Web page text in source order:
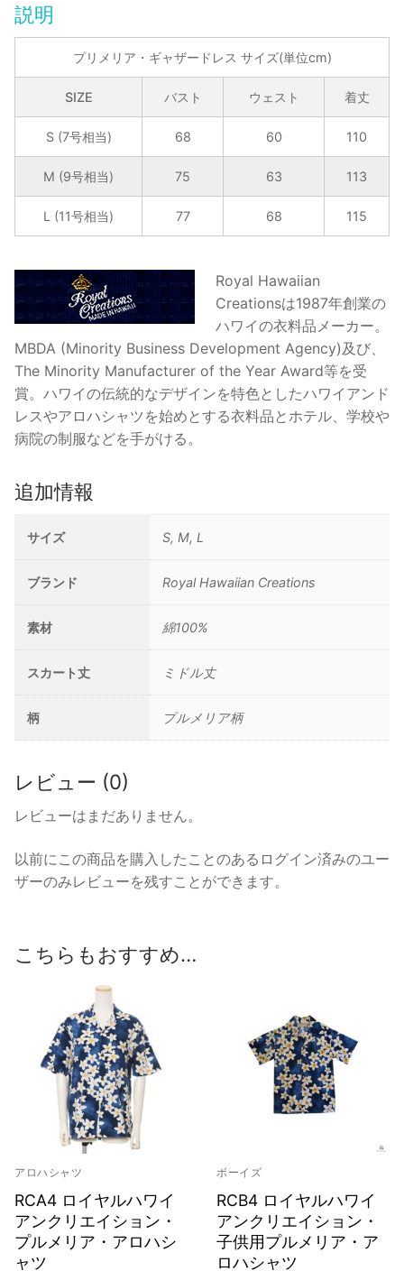
リ
ョ
プ
メ
ギ
ャ
ザ
レ
ス
個
説明
プリメリア・ギャザードレス サイズ(単位cm)
SIZE バスト ウェスト 着丈
S (7号相当) 68 60 110
M (9号相当) 75 63 113
L (11号相当) 77 68 115
Royal Hawaiian
Creationsは1987年創業の
ハワイの衣料品メーカー。
MBDA (Minority Business Development Agency)及び、
The Minority Manufacturer of the Year Award等を受
賞。ハワイの伝統的なデザインを特色としたハワイアンド
レスやアロハシャツを始めとする衣料品とホテル、学校や
病院の制服などを手がける。
追加情報
サイズ S, M, L
ブランド Royal Hawaiian Creations
素材 綿100%
スカート丈 ミドル丈
柄 プルメリア柄
レビュー (0)
レビューはまだありません。
以前にこの商品を購入したことのあるログイン済みのユー
ザーのみレビューを残すことができます。
こちらもおすすめ…
アロハシャツ
RCA4 ロイヤルハワイ
アンクリエイション・
プルメリア・アロハシ
ャツ
ボーイズ
RCB4 ロイヤルハワイ
アンクリエイション・
子供用プルメリア・ア
ロハシャツ